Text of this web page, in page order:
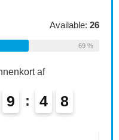
loopt binnenkort af
3 5 9